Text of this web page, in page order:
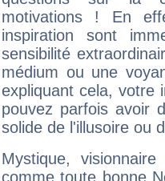
motivations ! En
inspiration sont
sensibilité
médium ou une
expliquant cela, votre
pouvez parfois avoir
solide de l'illusoire ou
Mystique,
comme toute bonne